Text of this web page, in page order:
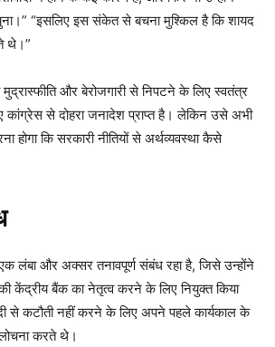
चुना।” “इसलिए इस संकेत से बचना मुश्किल है कि शायद
थे।”
और बेरोजगारी से निपटने के लिए स्वतंत्र
से दोहरा जनादेश प्राप्त है। लेकिन उसे अभी
होगा कि सरकारी नीतियों से अर्थव्यवस्था कैसे
लंबा और अक्सर तनावपूर्ण संबंध रहा है, जिसे उन्होंने
केंद्रीय बैंक का नेतृत्व करने के लिए नियुक्त किया
से कटौती नहीं करने के लिए अपने पहले कार्यकाल के
करते थे।